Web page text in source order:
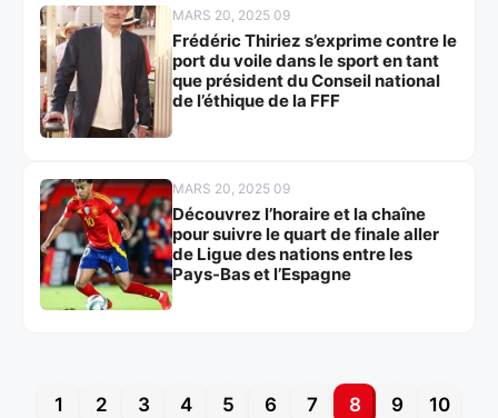
MARS 20, 2025 09
Frédéric Thiriez s’exprime contre le
port du voile dans le sport en tant
que président du Conseil national
de l’éthique de la FFF
MARS 20, 2025 09
Découvrez l’horaire et la chaîne
pour suivre le quart de finale aller
de Ligue des nations entre les
Pays-Bas et l’Espagne
1 2 3 4 5 6 7 8 9
10